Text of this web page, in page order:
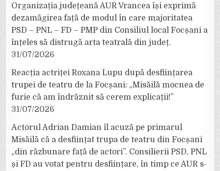
Organizația județeană AUR Vrancea își exprimă
dezamăgirea față de modul în care majoritatea
PSD – PNL – FD – PMP din Consiliul local Focșani a
înțeles să distrugă arta teatrală din județ.
31/07/2026
Reacția actriței Roxana Lupu după desființarea
trupei de teatru de la Focșani: „Misăilă mocnea de
furie că am îndrăznit să cerem explicații!”
31/07/2026
Actorul Adrian Damian îl acuză pe primarul
Misăilă că a desființat trupa de teatru din Focșani
„din răzbunare față de actori”. Consilierii PSD, PNL
și FD au votat pentru desființare, în timp ce AUR s-